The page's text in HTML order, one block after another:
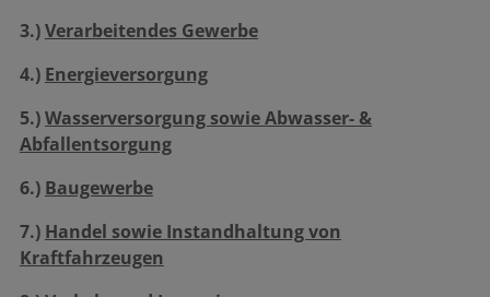
3.)Verarbeitendes Gewerbe
4.) Energieversorgung
5.)Wasserversorgung sowie Abwasser- &
Abfallentsorgung
6.) Baugewerbe
7.) Handel sowie Instandhaltung von
Kraftfahrzeugen